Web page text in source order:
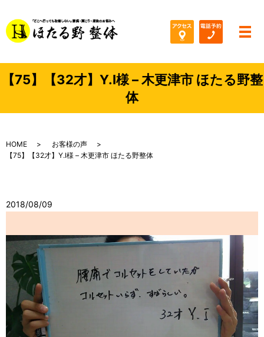
メ
【75】【32才】Y.I様 – 木更津市 ほたる野整
体
HOME
お客様の声
【75】【32才】Y.I様 – 木更津市 ほたる野整体
2018/08/09